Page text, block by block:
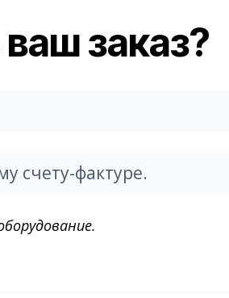
заказ?
счету-фактуре.